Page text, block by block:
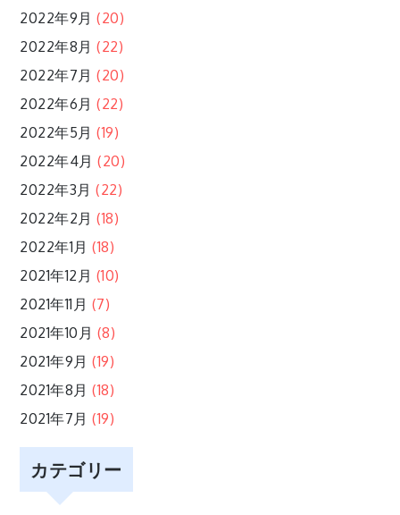
2022年9月 (20)
2022年8月 (22)
2022年7月 (20)
2022年6月 (22)
2022年5月 (19)
2022年4月 (20)
2022年3月 (22)
2022年2月 (18)
2022年1月 (18)
2021年12月 (10)
2021年11月 (7)
2021年10月 (8)
2021年9月 (19)
2021年8月 (18)
2021年7月 (19)
カテゴリー